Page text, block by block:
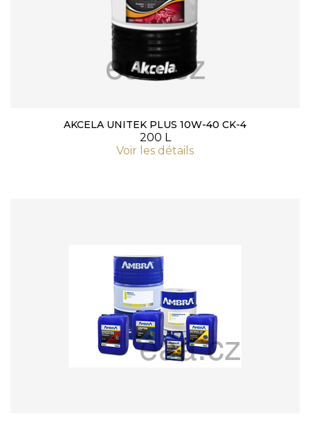
AKCELA UNITEK PLUS 10W-40 CK-4
200 L
Voir les détails